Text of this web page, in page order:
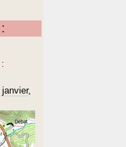
janvier,